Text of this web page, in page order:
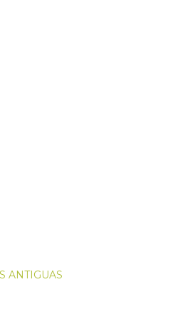
ANTIGUAS